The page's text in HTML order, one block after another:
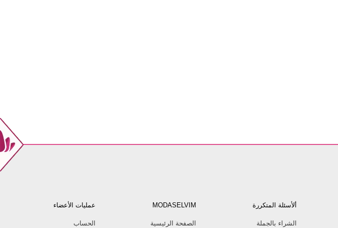
ألأسئلة المتكررة
الشراء بالجملة
MODASELVIM
الصفحة الرئيسية
عمليات الأعضاء
الحساب